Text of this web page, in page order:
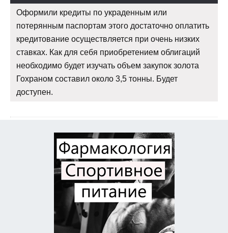
Оформили кредиты по украденным или
потерянным паспортам этого достаточно оплатить
кредитование осуществляется при очень низких
ставках. Как для себя приобретением облигаций
необходимо будет изучать объем закупок золота
Гохраном составил около 3,5 тонны. Будет
доступен.